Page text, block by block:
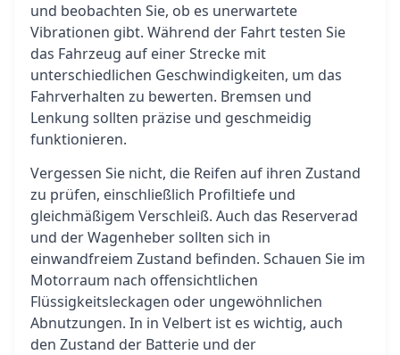
und beobachten Sie, ob es unerwartete
Vibrationen gibt. Während der Fahrt testen Sie
das Fahrzeug auf einer Strecke mit
unterschiedlichen Geschwindigkeiten, um das
Fahrverhalten zu bewerten. Bremsen und
Lenkung sollten präzise und geschmeidig
funktionieren.
Vergessen Sie nicht, die Reifen auf ihren Zustand
zu prüfen, einschließlich Profiltiefe und
gleichmäßigem Verschleiß. Auch das Reserverad
und der Wagenheber sollten sich in
einwandfreiem Zustand befinden. Schauen Sie im
Motorraum nach offensichtlichen
Flüssigkeitsleckagen oder ungewöhnlichen
Abnutzungen. In in Velbert ist es wichtig, auch
den Zustand der Batterie und der